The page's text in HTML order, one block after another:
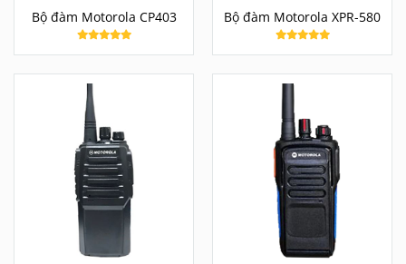
Bộ đàm Motorola CP403 Bộ đàm Motorola XPR-580